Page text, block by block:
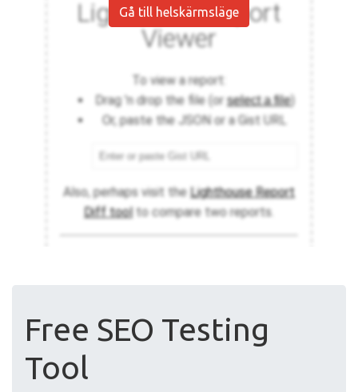
Gå till helskärmsläge
Free SEO Testing
Tool